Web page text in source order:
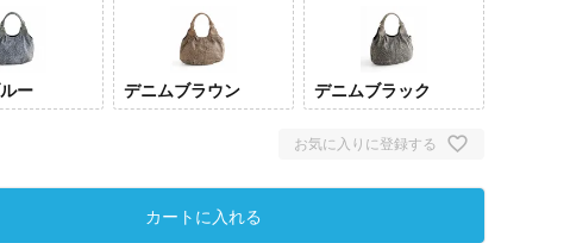
ー デニムブラウン デニムブラック
お気に入りに登録する
カートに入れる